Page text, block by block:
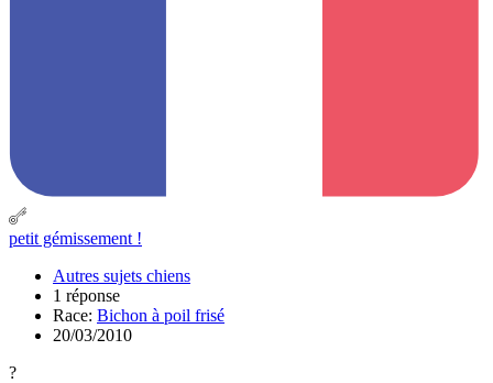
petit gémissement !
Autres sujets chiens
1 réponse
Race: Bichon à poil frisé
20/03/2010
?